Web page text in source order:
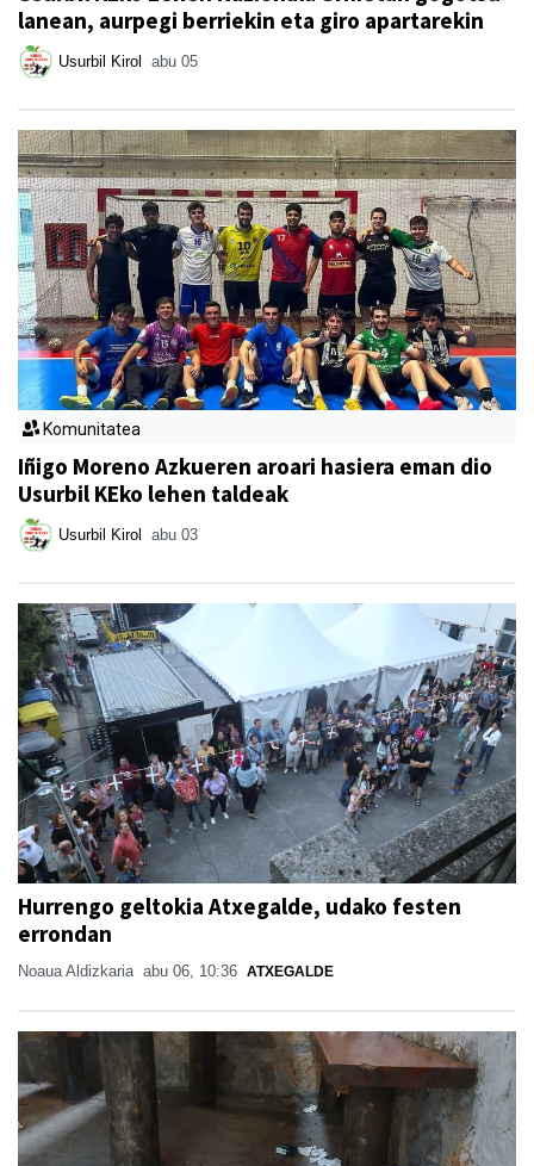
lanean, aurpegi berriekin eta giro apartarekin
Usurbil Kirol abu 05
Komunitatea
Iñigo Moreno Azkueren aroari hasiera eman dio
Usurbil KEko lehen taldeak
Usurbil Kirol abu 03
Hurrengo geltokia Atxegalde, udako festen
errondan
Noaua Aldizkaria abu 06, 10:36 ATXEGALDE